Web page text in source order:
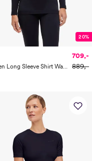
20%
Women Long Sleeve Shirt Warm
709,-
889,-